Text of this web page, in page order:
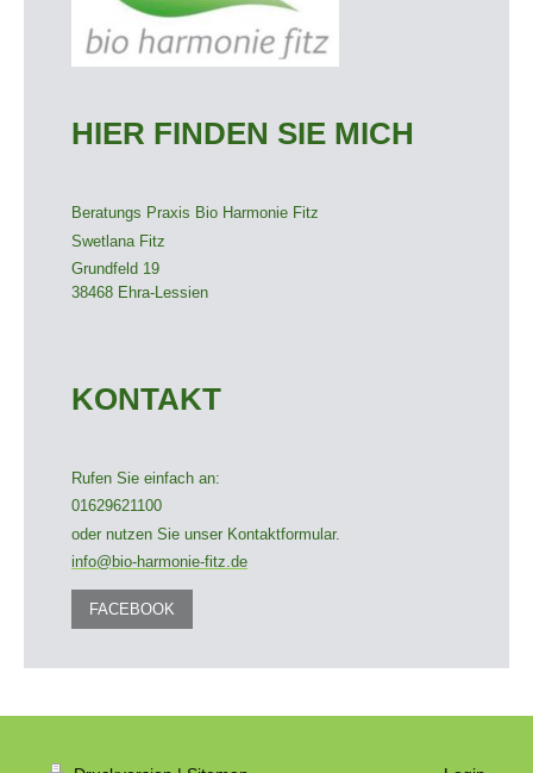
HIER FINDEN SIE MICH
Beratungs Praxis Bio Harmonie Fitz
Swetlana Fitz
Grundfeld 19
38468 Ehra-Lessien
KONTAKT
Rufen Sie einfach an:
01629621100
oder nutzen Sie unser Kontaktformular.
info@bio-harmonie-fitz.de
FACEBOOK